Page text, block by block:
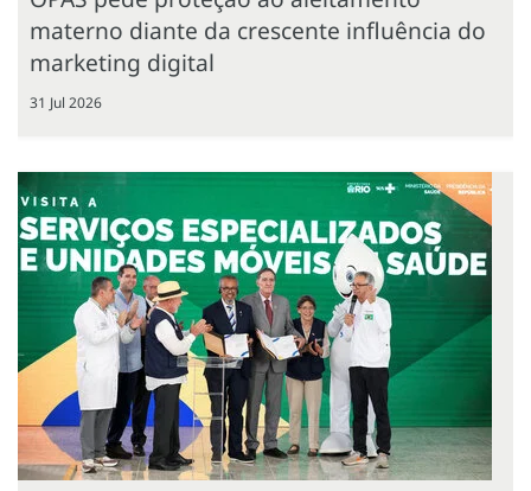
materno diante da crescente influência do
marketing digital
31 Jul 2026